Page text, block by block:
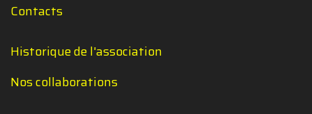
Contacts
Historique de l'association
Nos collaborations